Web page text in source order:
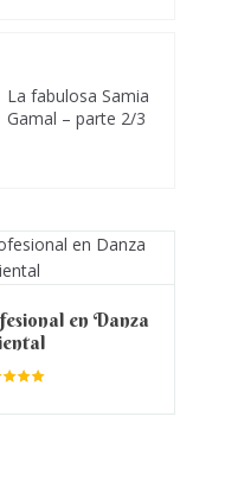
La fabulosa Samia
Gamal – parte 2/3
en Danza